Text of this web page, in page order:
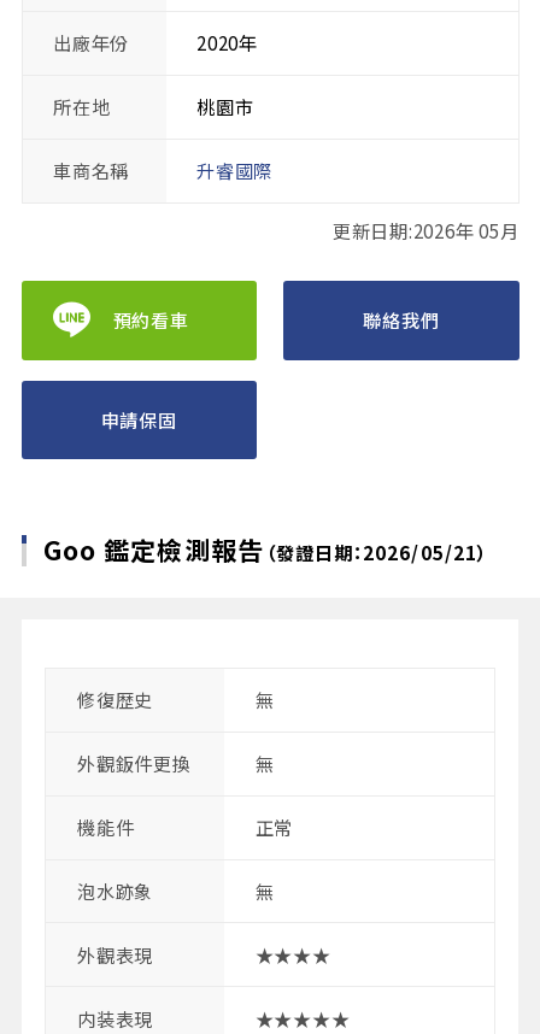
出廠年份 2020年
所在地 桃園市
車商名稱 升睿國際
更新日期:2026年 05月
預約看車 聯絡我們
申請保固
Goo 鑑定檢測報告 （發證日期：2026/05/21）
修復歴史 無
外觀鈑件更換 無
機能件 正常
泡水跡象 無
外觀表現 ★★★★
内装表現 ★★★★★